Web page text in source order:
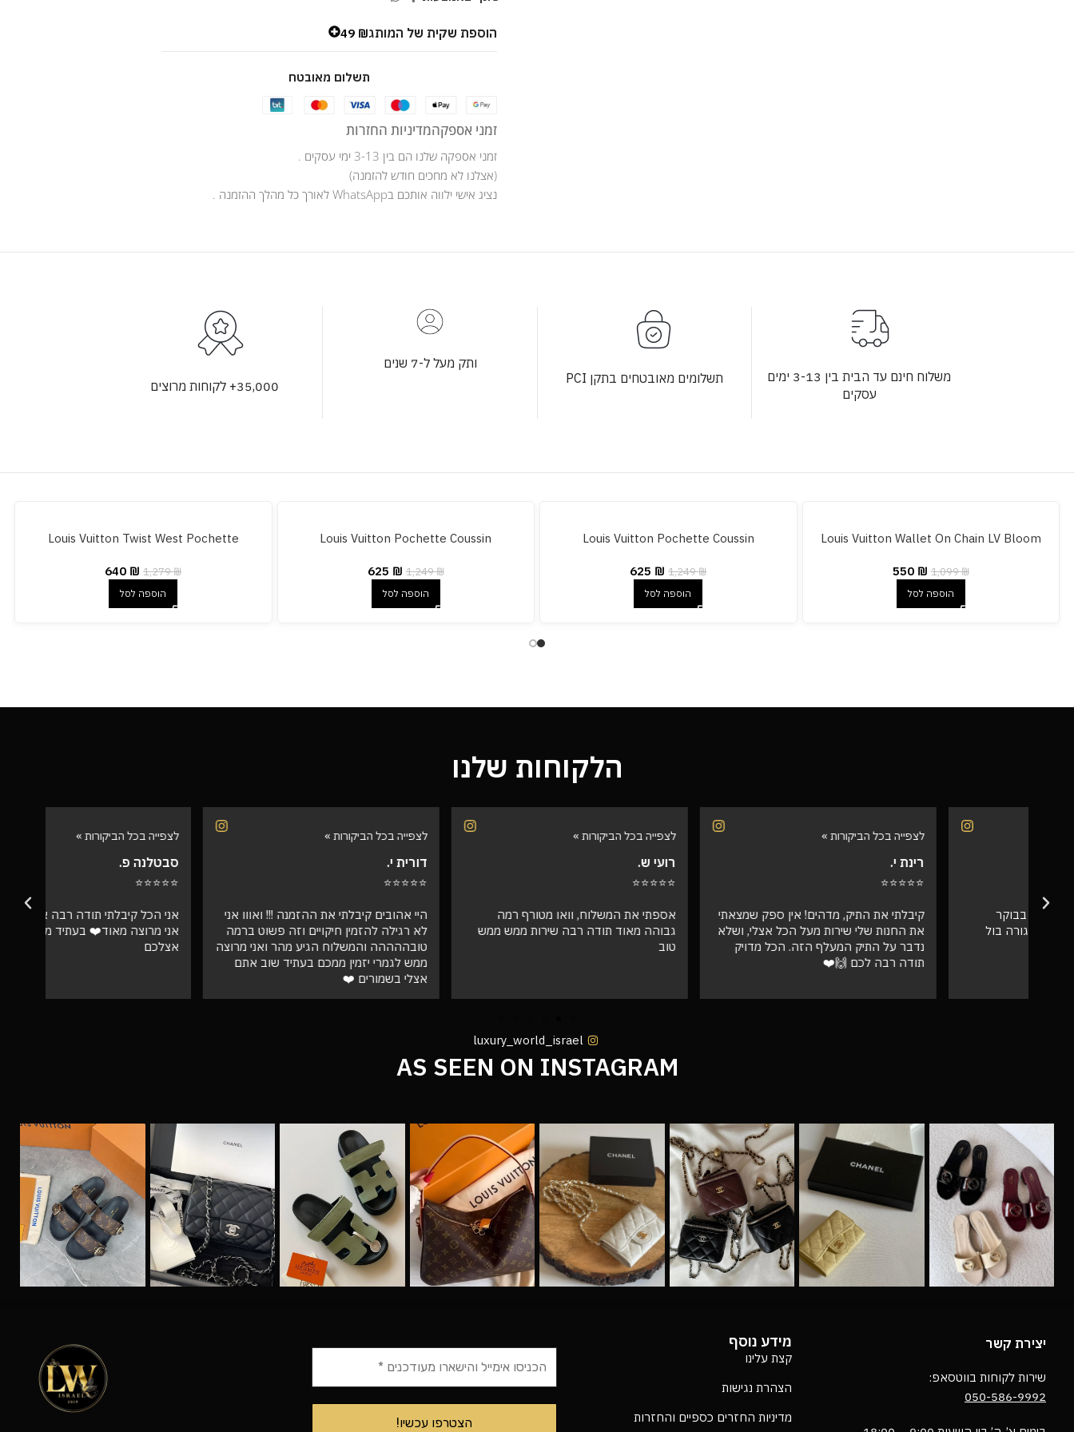
הוספת שקית של המותג 49 ₪
תשלום מאובטח
זמני אספקהמדיניות החזרות
זמני אספקה שלנו הם בין 3-13 ימי עסקים .
(אצלנו לא מחכים חודש להזמנה)
נציג אישי ילווה אותכם בWhatsApp לאורך כל מהלך ההזמנה .
משלוח חינם עד הבית בין 3-13 ימים
עסקים
תשלומים מאובטחים בתקן PCI
ותק מעל ל-7 שנים
35,000+ לקוחות מרוצים
Louis Vuitton Wallet On Chain LV Bloom
1,099₪
550 ₪
הוספה לסל
Louis Vuitton Pochette Coussin
1,249₪
625 ₪
הוספה לסל
Louis Vuitton Pochette Coussin
1,249₪
625 ₪
הוספה לסל
Louis Vuitton Twist West Pochette
1,279₪
640 ₪
הוספה לסל
הלקוחות שלנו
לצפייה בכל הביקורות »
קיבלתי את התיק, מדהים! אין ספק שמצאתי
את החנות שלי שירות מעל הכל אצלי, ושלא
נדבר על התיק המעלף הזה. הכל מדויק
תודה רבה לכם 🙌❤️
לצפייה בכל הביקורות »
אספתי את המשלוח, וואו מטורף רמה
גבוהה מאוד תודה רבה שירות ממש ממש
טוב
לצפייה בכל הביקורות »
היי אהובים קיבלתי את ההזמנה !!! ואווו אני
לא רגילה להזמין חיקויים וזה פשוט ברמה
טובההההה והמשלוח הגיע מהר ואני מרוצה
ממש לגמרי יזמין ממכם בעתיד שוב אתם
לצפייה בכל הביקורות »
אני הכל קיבלתי תודה רבה איכות מדהימה
אני מרוצה מאוד❤️ בעתיד מזמינה רק
אצלכם
luxury_world_israel
AS SEEN ON INSTAGRAM
יצירת קשר
שירות לקוחות בווטסאפ:
050-586-9992
מידע נוסף
קצת עלינו
הצהרת נגישות
מדיניות החזרים כספיים והחזרות